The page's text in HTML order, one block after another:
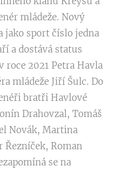
mládeže. Nový
jako sport číslo jedna
a dostává status
roce 2021 Petra Havla
mládeže Jiří Šulc. Do
bratři Havlové
Drahovzal, Tomáš
Novák, Martina
Roman
se na